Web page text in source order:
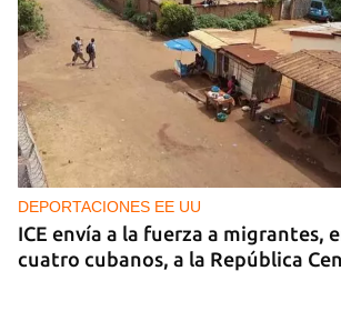
DEPORTACIONES EE UU
ICE envía a la fuerza a migrantes,
cuatro cubanos, a la República